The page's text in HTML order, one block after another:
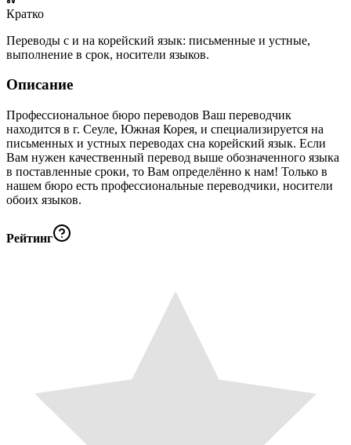
Кратко
Переводы с и на корейский язык: письменные и устные,
выполнение в срок, носители языков.
Описание
Профессиональное бюро переводов Ваш переводчик
находится в г. Сеуле, Южная Корея, и специализируется на
письменных и устных переводах сна корейский язык. Если
Вам нужен качественный перевод выше обозначенного языка
в поставленные сроки, то Вам определённо к нам! Только в
нашем бюро есть профессиональные переводчики, носители
обоих языков.
Рейтинг